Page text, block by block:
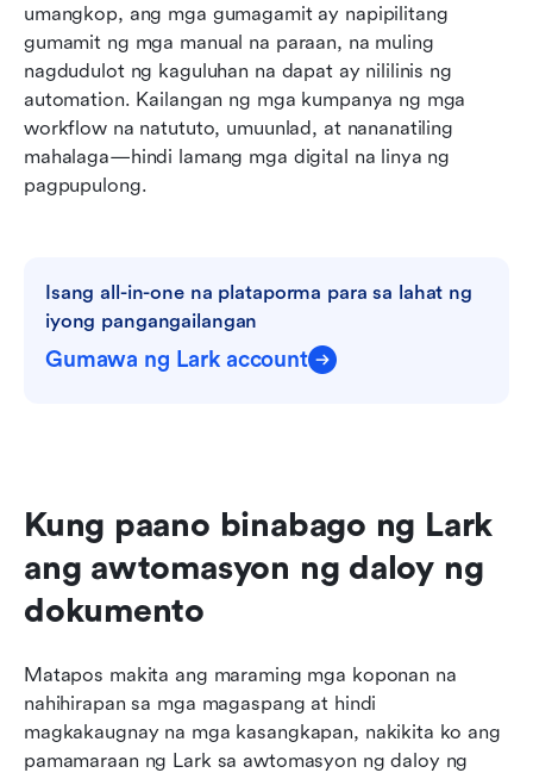
umangkop, ang mga gumagamit ay napipilitang
gumamit ng mga manual na paraan, na muling
nagdudulot ng kaguluhan na dapat ay nililinis ng
automation. Kailangan ng mga kumpanya ng mga
workflow na natututo, umuunlad, at nananatiling
mahalaga—hindi lamang mga digital na linya ng
pagpupulong.
Isang all-in-one na plataporma para sa lahat ng
iyong pangangailangan
Gumawa ng Lark account
Kung paano binabago ng Lark
ang awtomasyon ng daloy ng
dokumento
Matapos makita ang maraming mga koponan na
nahihirapan sa mga magaspang at hindi
magkakaugnay na mga kasangkapan, nakikita ko ang
pamamaraan ng Lark sa awtomasyon ng daloy ng